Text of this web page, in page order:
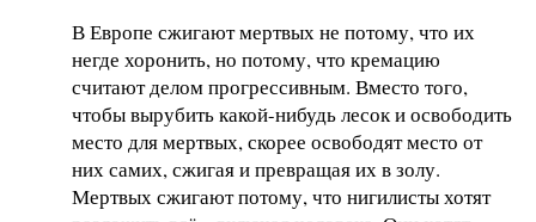
В Европе сжигают мертвых не потому, что их
негде хоронить, но потому, что кремацию
считают делом прогрессивным. Вместо того,
чтобы вырубить какой-нибудь лесок и освободить
место для мертвых, скорее освободят место от
них самих, сжигая и превращая их в золу.
Мертвых сжигают потому, что нигилисты хотят